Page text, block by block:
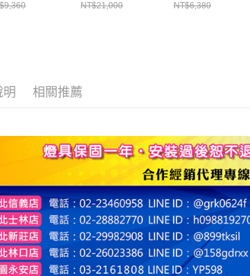
NT$21,000 NT$6,380
明 相關推薦